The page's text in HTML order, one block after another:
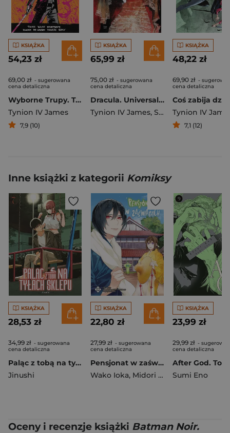
KSIĄŻKA
54,23 zł
69,00 zł - sugerowana
cena detaliczna
Wyborne Trupy. Tom 1
Tynion IV James
7,9 (10)
KSIĄŻKA
65,99 zł
75,00 zł - sugerowana
cena detaliczna
Dracula. Universal Monsters
Tynion IV James, Simmonds Martin
KSIĄŻKA
48,22 zł
69,90 zł -
cena detaliczna
Tynion IV
7,1 (12)
Inne książki z kategorii Komiksy
KSIĄŻKA
28,53 zł
34,99 zł - sugerowana
cena detaliczna
Paląc z tobą na tyłach sklepu. Tom 7
Jinushi
KSIĄŻKA
22,80 zł
27,99 zł - sugerowana
cena detaliczna
Pensjonat w zaświatach. Tom 12
Wako Ioka, Midori Yuuma
KSIĄŻKA
23,99 zł
29,99 zł -
cena detaliczna
After God.
Sumi Eno
Oceny i recenzje książki Batman Noir.